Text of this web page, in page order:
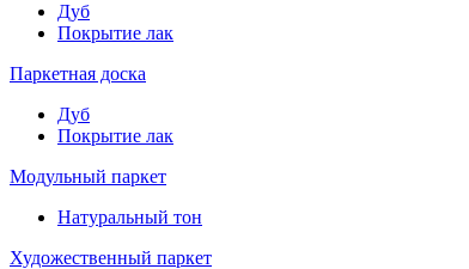
Дуб
Покрытие лак
Паркетная доска
Дуб
Покрытие лак
Модульный паркет
Натуральный тон
Художественный паркет